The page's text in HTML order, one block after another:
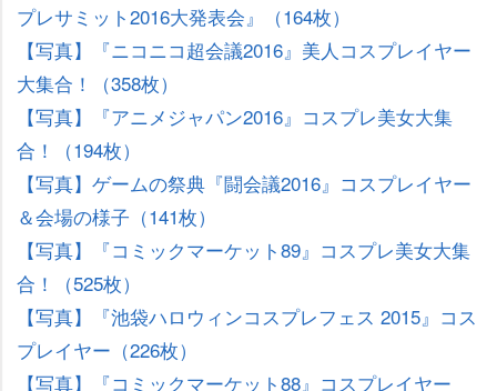
プレサミット2016大発表会』（164枚）
【写真】『ニコニコ超会議2016』美人コスプレイヤー
大集合！（358枚）
【写真】『アニメジャパン2016』コスプレ美女大集
合！（194枚）
【写真】ゲームの祭典『闘会議2016』コスプレイヤー
＆会場の様子（141枚）
【写真】『コミックマーケット89』コスプレ美女大集
合！（525枚）
【写真】『池袋ハロウィンコスプレフェス 2015』コス
プレイヤー（226枚）
【写真】『コミックマーケット88』コスプレイヤー